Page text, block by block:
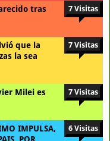
tras
7 Visitas
que la
la sea
7 Visitas
Milei es
7 Visitas
IMPULSA,
6 Visitas